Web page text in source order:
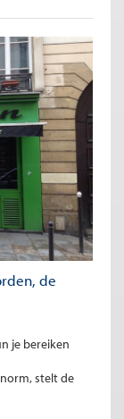
de
je bereiken
stelt de